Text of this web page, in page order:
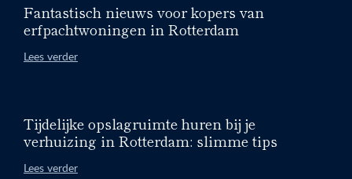
Fantastisch nieuws voor kopers van
erfpachtwoningen in Rotterdam
Lees verder
Tijdelijke opslagruimte huren bij je
verhuizing in Rotterdam: slimme tips
Lees verder